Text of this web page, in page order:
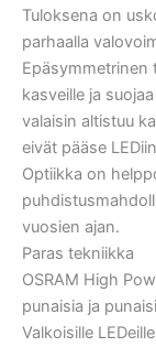
Tuloksena on
parhaalla
kasveille ja
valaisin altistuu
eivät pääse
Optiikka on
vuosien ajan.
Paras tekniikka
OSRAM High
punaisia ​​ja
Valkoisille